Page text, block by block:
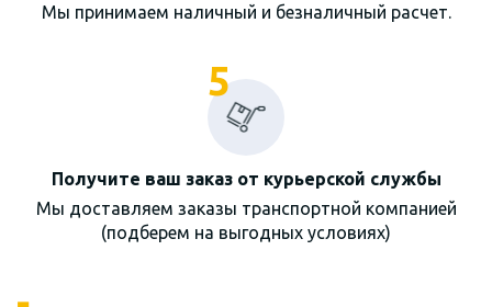
Мы принимаем наличный и безналичный расчет.
5
Получите ваш заказ от курьерской службы
Мы доставляем заказы транспортной компанией
(подберем на выгодных условиях)